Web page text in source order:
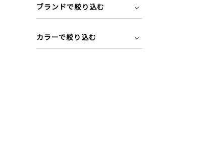
ブランドで絞り込む
カラーで絞り込む